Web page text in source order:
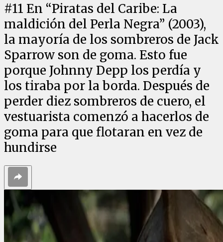
#11 En “Piratas del Caribe: La
maldición del Perla Negra” (2003),
la mayoría de los sombreros de Jack
Sparrow son de goma. Esto fue
porque Johnny Depp los perdía y
los tiraba por la borda. Después de
perder diez sombreros de cuero, el
vestuarista comenzó a hacerlos de
goma para que flotaran en vez de
hundirse